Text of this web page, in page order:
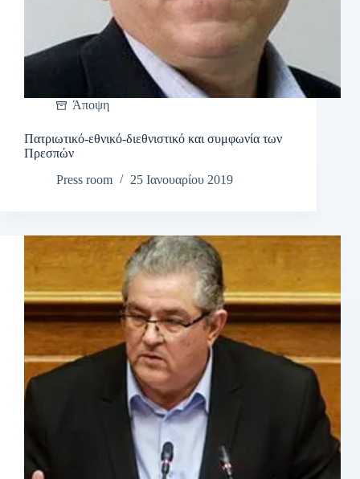
Άποψη
Πατριωτικό-εθνικό-διεθνιστικό και συμφωνία των
Πρεσπών
Press room
25 Ιανουαρίου 2019